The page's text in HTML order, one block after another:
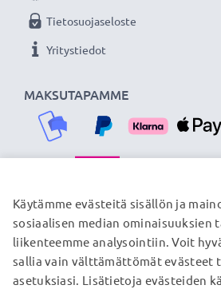
MAKSUTAPAMME
Tietosuojaseloste
Yritystiedot
TOIMITUSKUMPPANIMME
© subtel.fi 2026
Kaikki hinnat sisältävät
Käytämme evästeitä sisällön ja
sosiaalisen median ominaisuuksien
liikenteemme analysointiin. Voit
sallia vain välttämättömät evästeet
asetuksiasi. Lisätietoja evästeiden